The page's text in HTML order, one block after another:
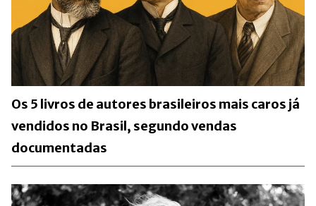
Os 5 livros de autores brasileiros mais caros já
vendidos no Brasil, segundo vendas
documentadas